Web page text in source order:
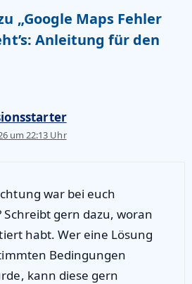
„Google Maps Fehler
Anleitung für den
um 22:13 Uhr
war bei euch
Schreibt gern dazu, woran
habt. Wer eine Lösung
Bedingungen
kann diese gern